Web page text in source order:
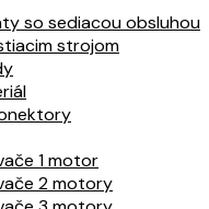
so sediacou obsluhou
strojom
1 motor
2 motory